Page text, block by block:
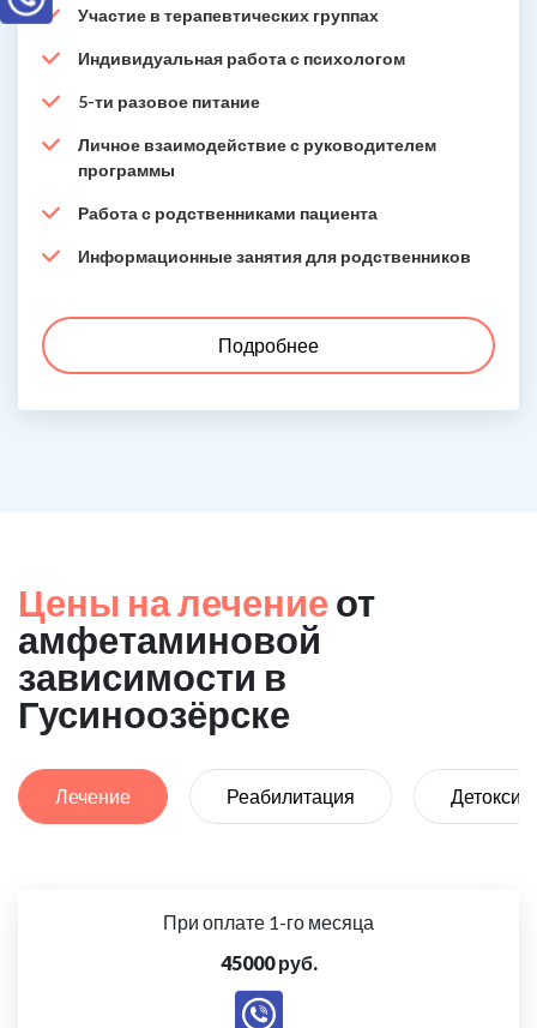
Участие в терапевтических группах
Индивидуальная работа с психологом
5-ти разовое питание
Личное взаимодействие с руководителем
программы
Работа с родственниками пациента
Информационные занятия для родственников
Подробнее
Цены на лечение от
амфетаминовой
зависимости в
Гусиноозёрске
Лечение Реабилитация
При оплате 1-го месяца
45000 руб.